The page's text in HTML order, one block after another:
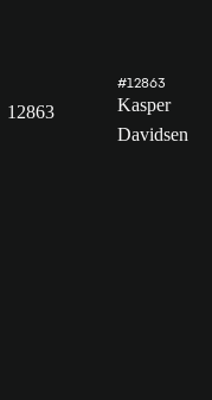
12863
#12863
Kasper
Davidsen